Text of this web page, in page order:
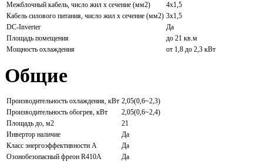
Межблочный кабель, число жил х сечение (мм2)
4x1,5
Кабель силового питания, число жил х сечение (мм2) 3x1,5
DC-Inverter
Да
Площадь помещения
до 21 кв.м
Мощность охлаждения
от 1,8 до 2,3 кВт
Общие
Производительность охлаждения, кВт 2,05(0,6~2,3)
Производительность обогрев, кВт
2,05(0,6~2,4)
Площадь до, м2
21
Инвертор наличие
Да
Класс энергоэффективности А
Да
Озонобезопасный фреон R410A
Да